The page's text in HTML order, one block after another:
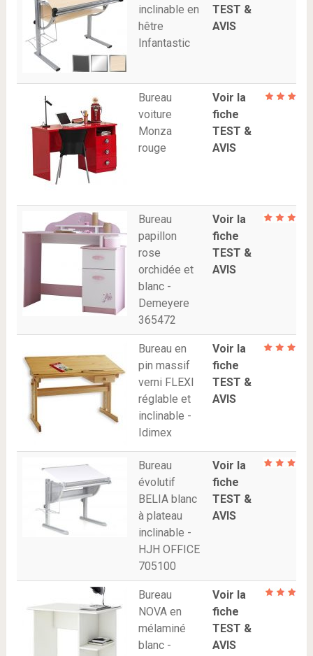
inclinable en
hêtre
Infantastic
TEST &
AVIS
Bureau
voiture
Monza
rouge
Voir la
fiche
TEST &
AVIS
Bureau
papillon
rose
orchidée et
blanc -
Demeyere
365472
Voir la
fiche
TEST &
AVIS
Bureau en
pin massif
verni FLEXI
réglable et
inclinable -
Idimex
Voir la
fiche
TEST &
AVIS
Bureau
évolutif
BELIA blanc
à plateau
inclinable -
HJH OFFICE
705100
Voir la
fiche
TEST &
AVIS
Bureau
NOVA en
mélaminé
blanc -
Voir la
fiche
TEST &
AVIS